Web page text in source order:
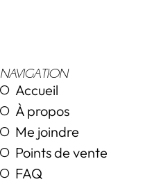
NAVIGATION
Accueil
À propos
Me joindre
Points de vente
FAQ